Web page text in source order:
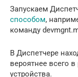
Запускаем
способом,
команду
В Диспетчере
вероятнее всего
устройства.